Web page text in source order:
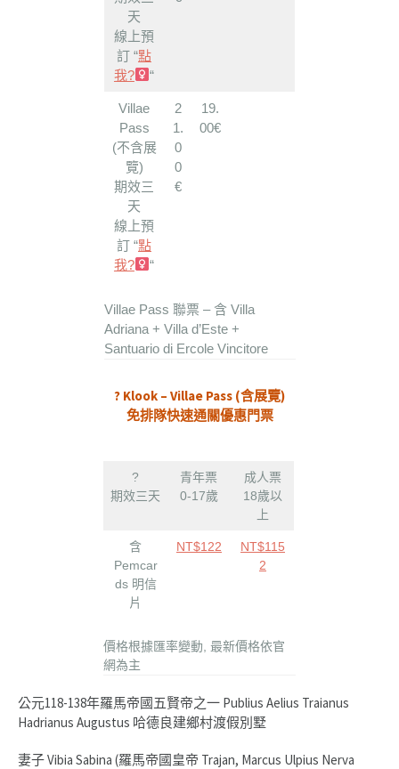
天
線上預
訂 “點
我?‍
“
Villae
Pass
(不含展
覽)
期效三
天
線上預
訂 “點
我?‍
“
2
1.
0
0
€
19.
00€
Villae Pass 聯票 – 含 Villa
Adriana + Villa d’Este +
Santuario di Ercole Vincitore
? Klook – Villae Pass (含展覽)
免排隊快速通關優惠門票
?
期效三天
青年票
0-17歲
成人票
18歲以
上
含
Pemcar
ds 明信
片
NT$122
NT$115
2
價格根據匯率變動, 最新價格依官
網為主
公元118-138年羅馬帝國五賢帝之一 Publius Aelius Traianus
Hadrianus Augustus 哈德良建鄉村渡假別墅
妻子 Vibia Sabina (羅馬帝國皇帝 Trajan, Marcus Ulpius Nerva